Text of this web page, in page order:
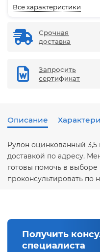
Все характеристики
Срочная
доставка
Запросить
сертификат
Описание
Рулон оцинкованный
доставкой по адресу.
готовы помочь в выборе
проконсультировать по
Получить
специалиста